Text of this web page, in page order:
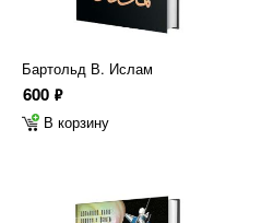
Бартольд В. Ислам
600 ф
В корзину